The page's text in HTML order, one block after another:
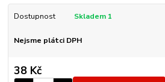
Dostupnost Skladem 1
Nejsme plátci DPH
38 Kč